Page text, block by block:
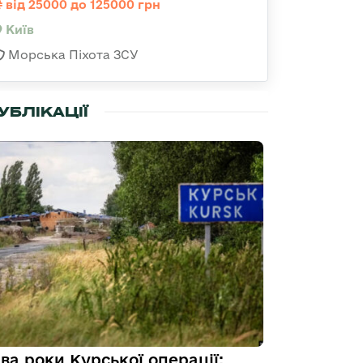
від 25000 до 125000 грн
Київ
Морська Піхота ЗСУ